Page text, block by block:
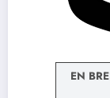
EN